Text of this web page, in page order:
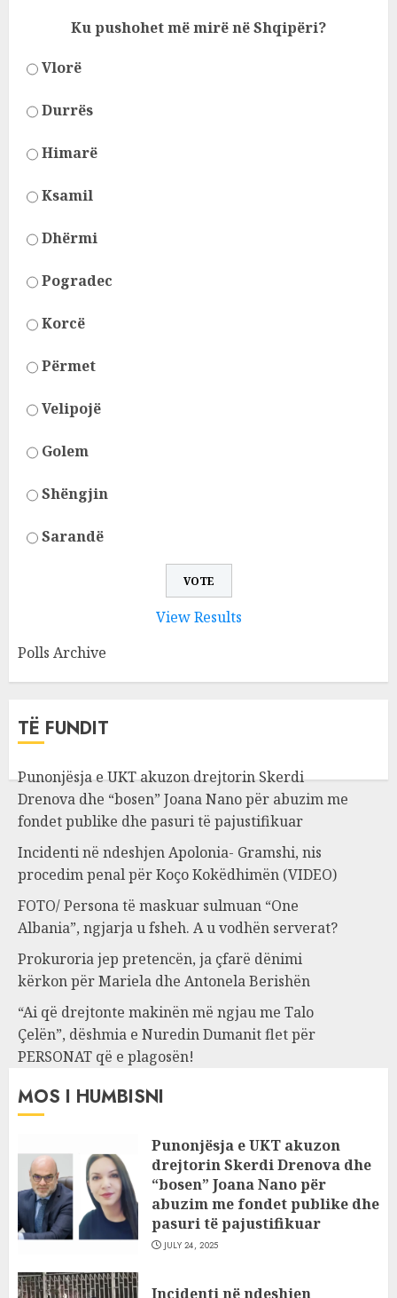
Ku pushohet më mirë në Shqipëri?
Vlorë
Durrës
Himarë
Ksamil
Dhërmi
Pogradec
Korcë
Përmet
Velipojë
Golem
Shëngjin
Sarandë
View Results
Polls Archive
TË FUNDIT
Punonjësja e UKT akuzon drejtorin Skerdi
Drenova dhe “bosen” Joana Nano për abuzim me
fondet publike dhe pasuri të pajustifikuar
Incidenti në ndeshjen Apolonia- Gramshi, nis
procedim penal për Koço Kokëdhimën (VIDEO)
FOTO/ Persona të maskuar sulmuan “One
Albania”, ngjarja u fsheh. A u vodhën serverat?
Prokuroria jep pretencën, ja çfarë dënimi
kërkon për Mariela dhe Antonela Berishën
“Ai që drejtonte makinën më ngjau me Talo
Çelën”, dëshmia e Nuredin Dumanit flet për
PERSONAT që e plagosën!
MOS I HUMBISNI
Punonjësja e UKT akuzon
drejtorin Skerdi Drenova dhe
“bosen” Joana Nano për
abuzim me fondet publike dhe
pasuri të pajustifikuar
JULY 24, 2025
Incidenti në ndeshjen